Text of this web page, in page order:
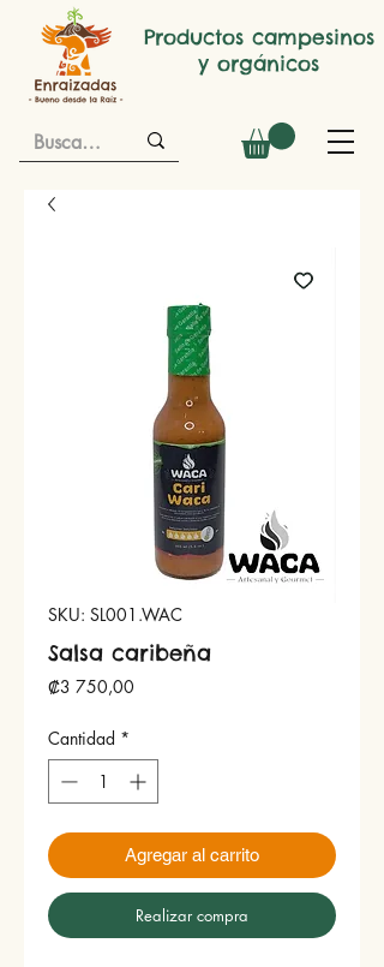
Productos campesinos
y orgánicos
SKU: SL001.WAC
Salsa caribeña
₡3 750,00
Cantidad *
Agregar al carrito
Realizar compra